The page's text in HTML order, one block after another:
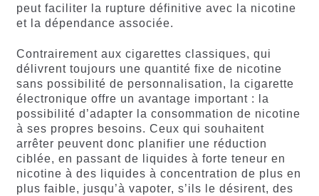
peut faciliter la rupture définitive avec la nicotine
et la dépendance associée.
Contrairement aux cigarettes classiques, qui
délivrent toujours une quantité fixe de nicotine
sans possibilité de personnalisation, la cigarette
électronique offre un avantage important : la
possibilité d’adapter la consommation de nicotine
à ses propres besoins. Ceux qui souhaitent
arrêter peuvent donc planifier une réduction
ciblée, en passant de liquides à forte teneur en
nicotine à des liquides à concentration de plus en
plus faible, jusqu’à vapoter, s’ils le désirent, des